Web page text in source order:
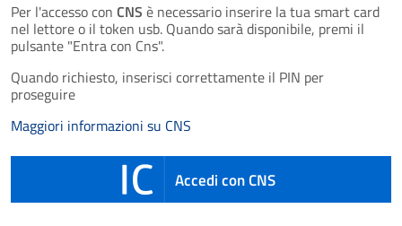
Per l'accesso con CNS è necessario inserire la tua smart card
nel lettore o il token usb. Quando sarà disponibile, premi il
pulsante "Entra con Cns".
Quando richiesto, inserisci correttamente il PIN per
proseguire
Maggiori informazioni su CNS
Accedi con CNS